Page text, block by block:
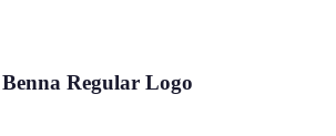
Regular Logo